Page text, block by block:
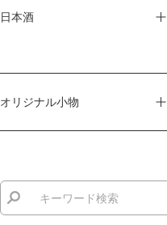
日本酒
オリジナル小物